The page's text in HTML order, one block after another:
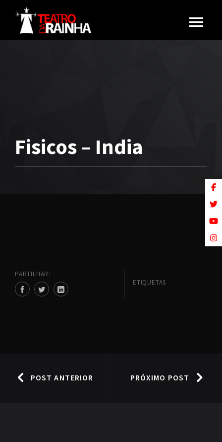
Fisicos – India
PARTILHAR:
ETIQUETAS
POST ANTERIOR PRÓXIMO POST